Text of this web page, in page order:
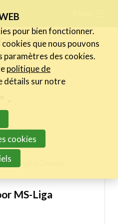
Gallery
in
MS-Liga
Gallery
prestataires
a member
pour bien fonctionner.
que nous pouvons
paramètres des cookies.
politique de
détails sur notre
cookies